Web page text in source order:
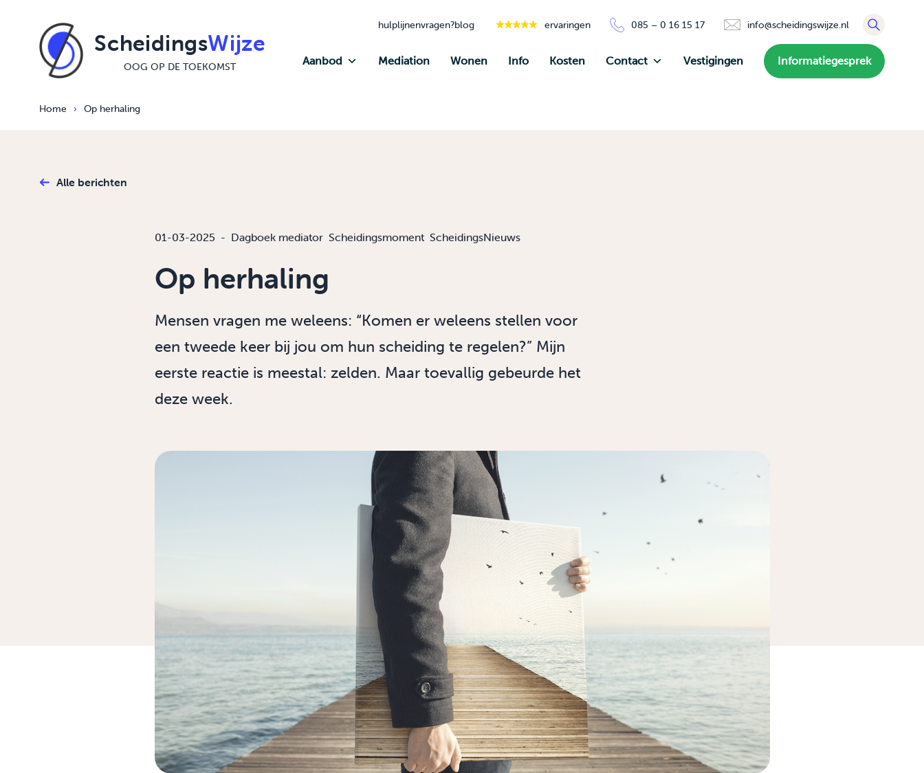
ScheidingsWijze
OOG OP DE TOEKOMST
hulplijnenvragen?blog ervaringen 085 – 0 16 15 17 info@scheidingswijze.nl
Aanbod Mediation Wonen Info Kosten Contact Vestigingen Informatiegesprek
Home › Op herhaling
Alle berichten
01-03-2025 - Dagboek mediator Scheidingsmoment ScheidingsNieuws
Op herhaling
Mensen vragen me weleens: “Komen er weleens stellen voor
een tweede keer bij jou om hun scheiding te regelen?” Mijn
eerste reactie is meestal: zelden. Maar toevallig gebeurde het
deze week.